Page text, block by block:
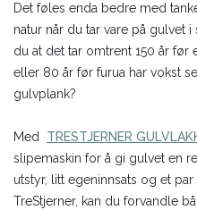
Det føles enda bedre med
natur når du tar vare på gulvet
du at det tar omtrent 150 år før
eller 80 år før furua har vokst
gulvplank?
Med TRESTJERNER
slipemaskin for å gi gulvet en
utstyr, litt egeninnsats og et
TreStjerner, kan du forvandle